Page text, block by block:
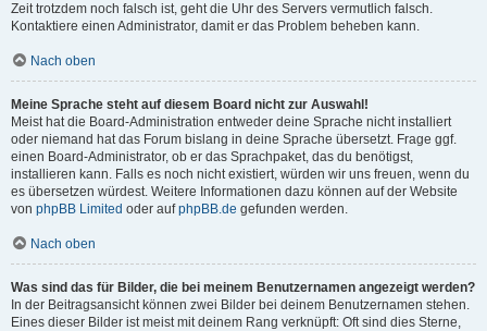
Zeit trotzdem noch falsch ist, geht die Uhr des Servers vermutlich falsch.
Kontaktiere einen Administrator, damit er das Problem beheben kann.
Nach oben
Meine Sprache steht auf diesem Board nicht zur Auswahl!
Meist hat die Board-Administration entweder deine Sprache nicht installiert
oder niemand hat das Forum bislang in deine Sprache übersetzt. Frage ggf.
einen Board-Administrator, ob er das Sprachpaket, das du benötigst,
installieren kann. Falls es noch nicht existiert, würden wir uns freuen, wenn du
es übersetzen würdest. Weitere Informationen dazu können auf der Website
von phpBB Limited oder aufphpBB.de gefunden werden.
Nach oben
Was sind das für Bilder, die bei meinem Benutzernamen angezeigt werden?
In der Beitragsansicht können zwei Bilder bei deinem Benutzernamen stehen.
Eines dieser Bilder ist meist mit deinem Rang verknüpft: Oft sind dies Sterne,